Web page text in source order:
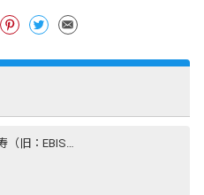
グレイドパーク恵比寿（旧：EBISU SHOW ROOM［エビスショールーム］）